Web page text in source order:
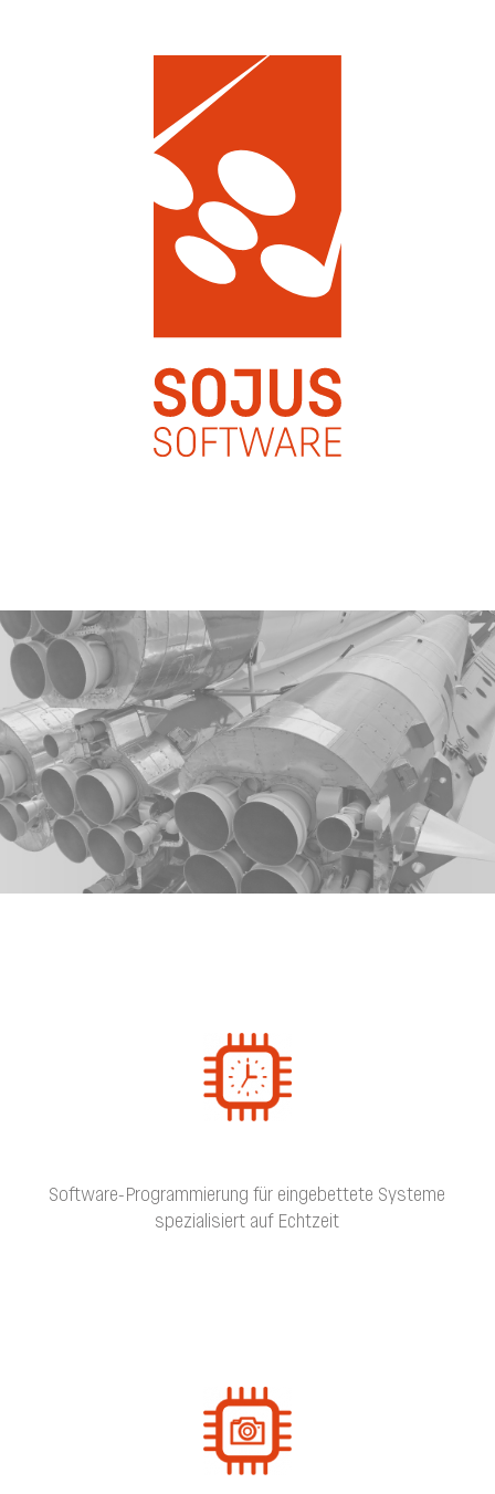
Software-Programmierung für eingebettete Systeme
spezialisiert auf Echtzeit